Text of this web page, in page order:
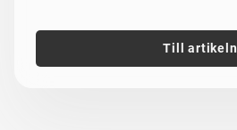
Till artikeln